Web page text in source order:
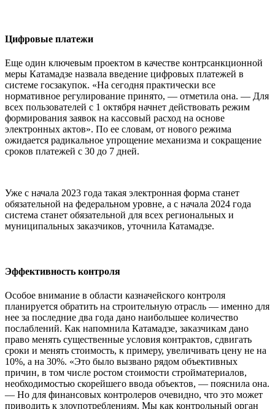
Цифровые платежи
Еще один ключевым проектом в качестве контрсанкционной
меры Катамадзе назвала введение цифровых платежей в
системе госзакупок. «На сегодня практически все
нормативное регулирование принято, — отметила она. — Для
всех пользователей с 1 октября начнет действовать режим
формирования заявок на кассовый расход на основе
электронных актов». По ее словам, от нового режима
ожидается радикальное упрощение механизма и сокращение
сроков платежей с 30 до 7 дней.
Уже с начала 2023 года такая электронная форма станет
обязательной на федеральном уровне, а с начала 2024 года
система станет обязательной для всех региональных и
муниципальных заказчиков, уточнила Катамадзе.
Эффективность контроля
Особое внимание в области казначейского контроля
планируется обратить на строительную отрасль — именно для
нее за последние два года дано наибольшее количество
послаблений. Как напомнила Катамадзе, заказчикам дано
право менять существенные условия контрактов, сдвигать
сроки и менять стоимость, к примеру, увеличивать цену не на
10%, а на 30%. «Это было вызвано рядом объективных
причин, в том числе ростом стоимости стройматериалов,
необходимостью скорейшего ввода объектов, — пояснила она.
— Но для финансовых контролеров очевидно, что это может
приводить к злоупотреблениям. Мы как контрольный орган